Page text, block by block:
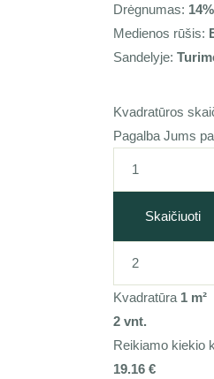
Drėgnumas: 14%
Medienos rūšis:
Sandelyje:
Kvadratūros
Pagalba Jums
Skaičiuoti
Kvadratūra 1 m²
2 vnt.
Reikiamo kiekio
19.16 €